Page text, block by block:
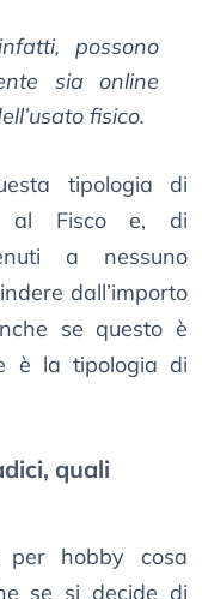
possono
sia online
fisico.
tipologia di
al Fisco e, di
a nessuno
dall’importo
se questo è
è la tipologia di
quali
hobby cosa
se si decide di